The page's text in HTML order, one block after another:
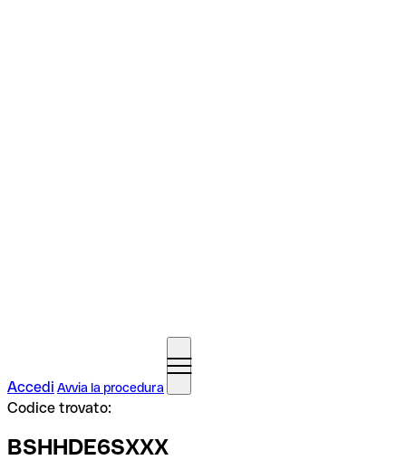
Accedi Avvia la procedura
Codice trovato:
BSHHDE6SXXX